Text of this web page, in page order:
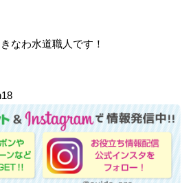
なわ水道職人です！